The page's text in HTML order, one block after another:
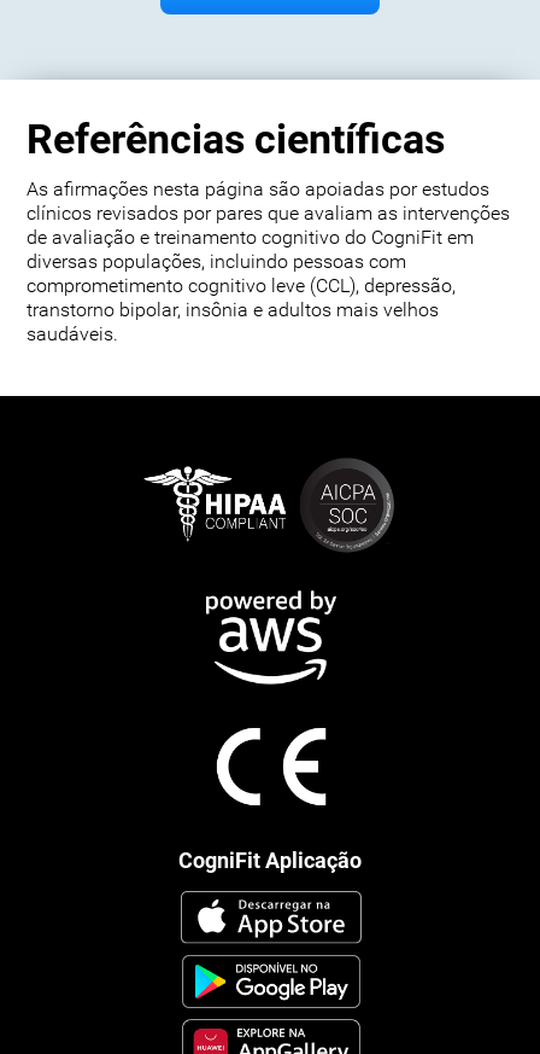
Referências científicas
As afirmações nesta página são apoiadas por estudos
clínicos revisados por pares que avaliam as intervenções
de avaliação e treinamento cognitivo do CogniFit em
diversas populações, incluindo pessoas com
comprometimento cognitivo leve (CCL), depressão,
transtorno bipolar, insônia e adultos mais velhos
saudáveis.
CogniFit Aplicação